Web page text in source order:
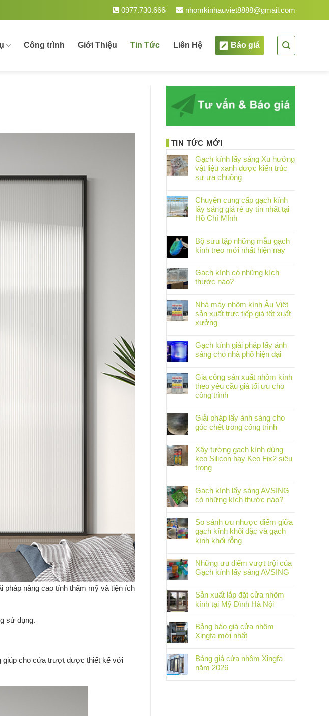
lượng tại Việt Nam. 0977.730.666 nhomkinhauviet8888@gmail.com
Công trình Giới Thiệu Tin Tức Liên Hệ Báo giá
nâng cao tính thẩm mỹ và tiện ích
sử dụng.
giúp cho cửa trượt được thiết kế với
TIN TỨC MỚI
Gạch kính lấy sáng Xu hướng
vật liệu xanh được kiến trúc
sư ưa chuộng
Chuyên cung cấp gạch kính
lấy sáng giá rẻ uy tín nhất tại
Hồ Chí MInh
Bộ sưu tập những mẫu gạch
kính treo mới nhất hiện nay
Gạch kính có những kích
thước nào?
Nhà máy nhôm kính Âu Việt
sản xuất trực tiếp giá tốt xuất
xưởng
Gạch kính giải pháp lấy ánh
sáng cho nhà phố hiện đại
Gia công sản xuất nhôm kính
theo yêu cầu giá tối ưu cho
công trình
Giải pháp lấy ánh sáng cho
góc chết trong công trình
Xây tường gạch kính dùng
keo Silicon hay Keo Fix2 siêu
trong
Gạch kính lấy sáng AVSING
có những kích thước nào?
So sánh ưu nhược điểm giữa
gạch kính khối đặc và gạch
kính khối rỗng
Những ưu điểm vượt trội của
Gạch kính lấy sáng AVSING
Sản xuất lắp đặt cửa nhôm
kính tại Mỹ Đình Hà Nội
Bảng báo giá cửa nhôm
Xingfa mới nhất
Bảng giá cửa nhôm Xingfa
năm 2026